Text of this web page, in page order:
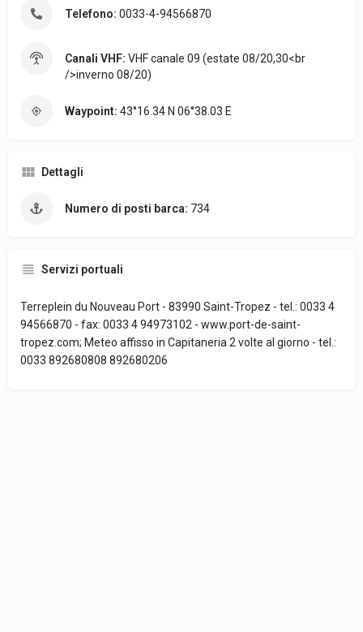
Telefono: 0033-4-94566870
Canali VHF: VHF canale 09 (estate 08/20,30<br
/>inverno 08/20)
Waypoint: 43°16.34 N 06°38.03 E
Dettagli
Numero di posti barca: 734
Servizi portuali
Terreplein du Nouveau Port - 83990 Saint-Tropez - tel.: 0033 4
94566870 - fax: 0033 4 94973102 - www.port-de-saint-
tropez.com; Meteo affisso in Capitaneria 2 volte al giorno - tel.:
0033 892680808 892680206